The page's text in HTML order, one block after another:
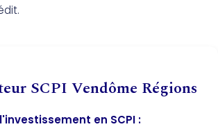
SCPI Vendôme Régions
en SCPI :